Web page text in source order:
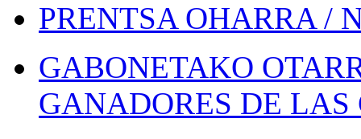
PRENTSA OHARRA /
GABONETAKO
GANADORES DE